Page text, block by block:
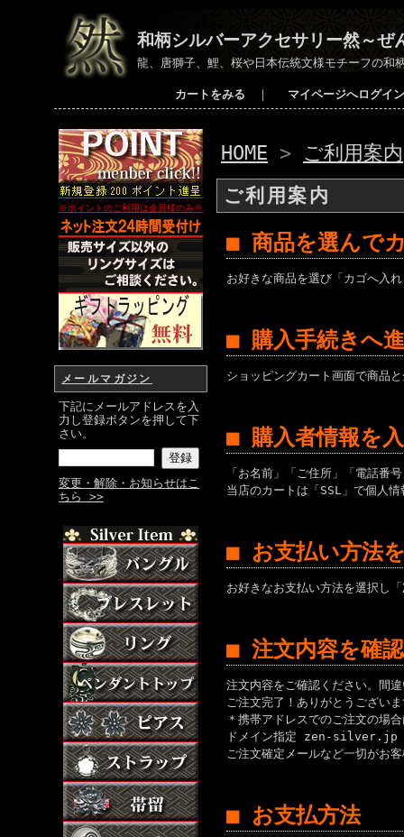
和柄シルバーアクセサリー然～ぜ
龍、唐獅子、鯉、桜や日本伝統文様モチーフの和
カートをみる ｜ マイページへログイン
※ポイントのご利用は会員様のみ※
メールマガジン
下記にメールアドレスを入
力し登録ボタンを押して下
さい。
変更・解除・お知らせはこ
ちら >>
HOME > ご利用案内
ご利用案内
■ 商品を選んで
お好きな商品を選び「カゴへ入
■ 購入手続きへ
ショッピングカート画面で商品
■ 購入者情報を
「お名前」「ご住所」「電話番
当店のカートは「SSL」で個人
■ お支払い方法
お好きなお支払い方法を選択し
■ 注文内容を確
注文内容をご確認ください。間
ご注文完了！ありがとうござい
＊携帯アドレスでのご注文の場
ドメイン指定 zen-silver.jp
ご注文確定メールなど一切がお
■ お支払方法